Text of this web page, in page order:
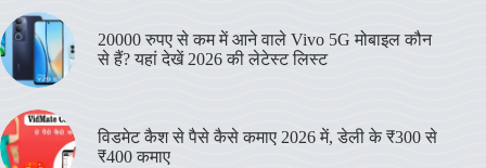
20000 रुपए से कम में आने वाले Vivo 5G मोबाइल कौन
से हैं? यहां देखें 2026 की लेटेस्ट लिस्ट
विडमेट कैश से पैसे कैसे कमाए 2026 में, डेली के ₹300 से
₹400 कमाए